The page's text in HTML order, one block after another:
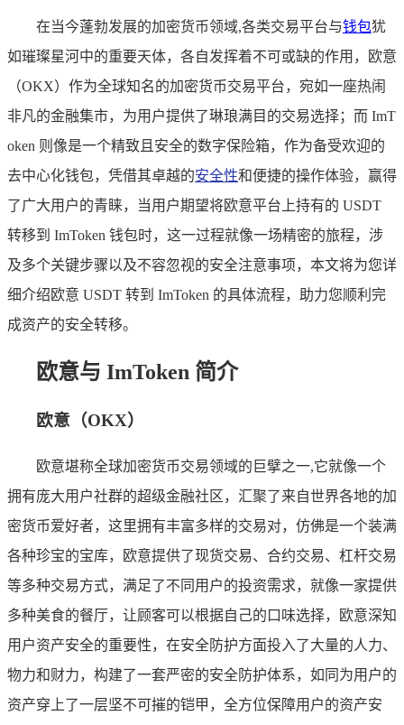
在当今蓬勃发展的加密货币领域,各类交易平台与钱包犹
如璀璨星河中的重要天体，各自发挥着不可或缺的作用，欧意
（OKX）作为全球知名的加密货币交易平台，宛如一座热闹
非凡的金融集市，为用户提供了琳琅满目的交易选择；而 ImT
oken 则像是一个精致且安全的数字保险箱，作为备受欢迎的
去中心化钱包，凭借其卓越的安全性和便捷的操作体验，赢得
了广大用户的青睐，当用户期望将欧意平台上持有的 USDT
转移到 ImToken 钱包时，这一过程就像一场精密的旅程，涉
及多个关键步骤以及不容忽视的安全注意事项，本文将为您详
细介绍欧意 USDT 转到 ImToken 的具体流程，助力您顺利完
成资产的安全转移。
欧意与 ImToken 简介
欧意（OKX）
欧意堪称全球加密货币交易领域的巨擘之一,它就像一个
拥有庞大用户社群的超级金融社区，汇聚了来自世界各地的加
密货币爱好者，这里拥有丰富多样的交易对，仿佛是一个装满
各种珍宝的宝库，欧意提供了现货交易、合约交易、杠杆交易
等多种交易方式，满足了不同用户的投资需求，就像一家提供
多种美食的餐厅，让顾客可以根据自己的口味选择，欧意深知
用户资产安全的重要性，在安全防护方面投入了大量的人力、
物力和财力，构建了一套严密的安全防护体系，如同为用户的
资产穿上了一层坚不可摧的铠甲，全方位保障用户的资产安